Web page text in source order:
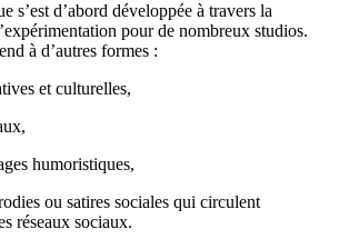
s’est d’abord développée à travers la
pour de nombreux studios.
à d’autres formes :
et culturelles,
humoristiques,
ou satires sociales qui circulent
réseaux sociaux.